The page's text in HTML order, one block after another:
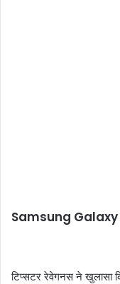
Samsung
टिप्सटर रेवेगनस ने खुलासा